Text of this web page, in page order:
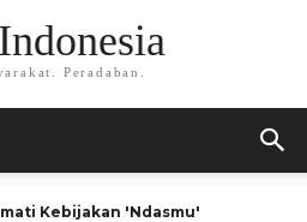
Peradaban.
Kebijakan 'Ndasmu'